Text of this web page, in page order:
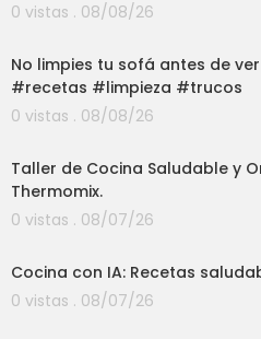
0 vistas . 08/08/26
No limpies tu sofá antes de
#recetas #limpieza #trucos
0 vistas . 08/08/26
Taller de Cocina Saludable y
Thermomix.
0 vistas . 08/07/26
Cocina con IA: Recetas
0 vistas . 08/07/26